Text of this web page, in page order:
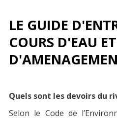
LE GUIDE
COURS D'EAU ET
Quels sont les devoirs du
Selon le Code de